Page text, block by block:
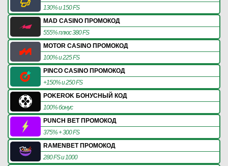
130% и 150 FS
MAD CASINO ПРОМОКОД
555% плюс 380 FS
MOTOR CASINO ПРОМОКОД
100% и 225 FS
PINCO CASINO ПРОМОКОД
+150% и 250 FS
POKEROK БОНУСНЫЙ КОД
100% бонус
PUNCH BET ПРОМОКОД
375% + 300 FS
RAMENBET ПРОМОКОД
280 FS и 1000